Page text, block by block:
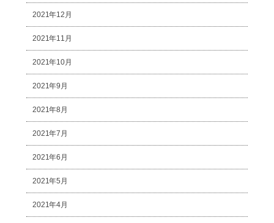
2021年12月
2021年11月
2021年10月
2021年9月
2021年8月
2021年7月
2021年6月
2021年5月
2021年4月